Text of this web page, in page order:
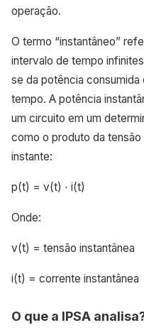
operação.
O termo “instantâneo”
intervalo de tempo
se da potência
tempo. A potência
um circuito em um
como o produto da
instante:
p(t) = v(t) ⋅ i(t)
Onde:
v(t) = tensão instantânea
i(t) = corrente instantânea
O que a IPSA